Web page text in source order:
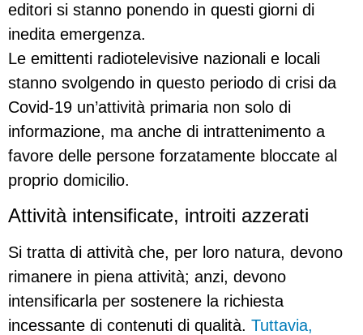
editori si stanno ponendo in questi giorni di
inedita emergenza.
Le emittenti radiotelevisive nazionali e locali
stanno svolgendo in questo periodo di crisi da
Covid-19 un’attività primaria non solo di
informazione, ma anche di intrattenimento a
favore delle persone forzatamente bloccate al
proprio domicilio.
Attività intensificate, introiti azzerati
Si tratta di attività che, per loro natura, devono
rimanere in piena attività; anzi, devono
intensificarla per sostenere la richiesta
incessante di contenuti di qualità. Tuttavia,